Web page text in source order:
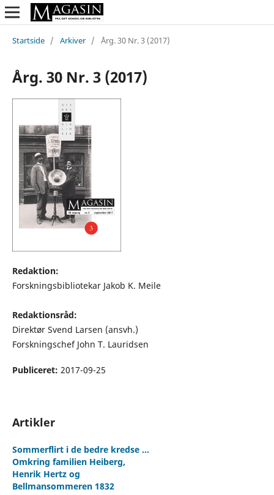
Startside / Arkiver / Årg. 30 Nr. 3 (2017)
Årg. 30 Nr. 3 (2017)
Redaktion:
Forskningsbibliotekar Jakob K. Meile
Redaktionsråd:
Direktør Svend Larsen (ansvh.)
Forskningschef John T. Lauridsen
Publiceret: 2017-09-25
Artikler
Sommerflirt i de bedre kredse …
Omkring familien Heiberg,
Henrik Hertz og
Bellmansommeren 1832